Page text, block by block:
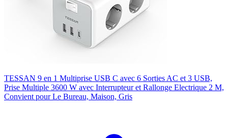
TESSAN 9 en 1 Multiprise USB C avec 6 Sorties AC et 3 USB,
Prise Multiple 3600 W avec Interrupteur et Rallonge Electrique 2 M,
Convient pour Le Bureau, Maison, Gris